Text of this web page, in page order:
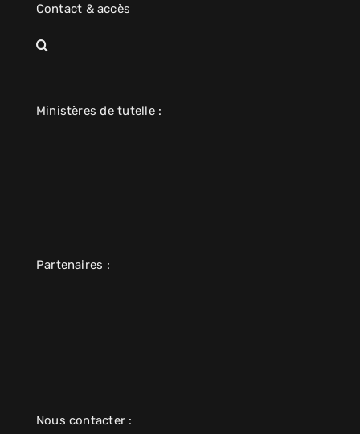
Contact & accès
Ministères de tutelle :
Partenaires :
Nous contacter :